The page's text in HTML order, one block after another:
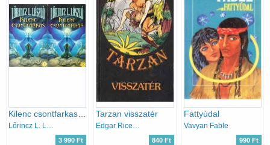
Kilenc csontfarkas 1-2.
Lőrincz L. László
3 990 Ft
Tarzan visszatér
Edgar Rice Burroughs
840 Ft
Fattyúdal
Vavyan Fable
990 Ft